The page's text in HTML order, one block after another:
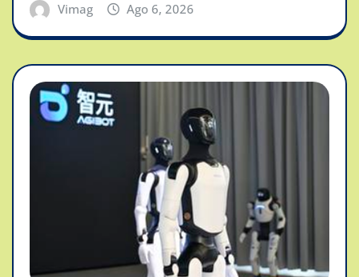
Vimag Ago 6, 2026